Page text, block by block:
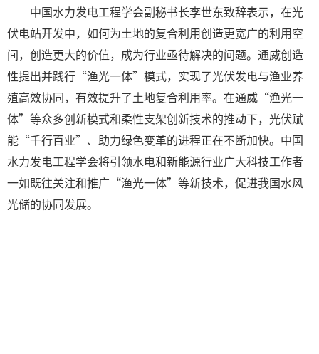
中国水力发电工程学会副秘书长李世东致辞表示，在光
伏电站开发中，如何为土地的复合利用创造更宽广的利用空
间，创造更大的价值，成为行业亟待解决的问题。通威创造
性提出并践行“渔光一体”模式，实现了光伏发电与渔业养
殖高效协同，有效提升了土地复合利用率。在通威“渔光一
体”等众多创新模式和柔性支架创新技术的推动下，光伏赋
能“千行百业”、助力绿色变革的进程正在不断加快。中国
水力发电工程学会将引领水电和新能源行业广大科技工作者
一如既往关注和推广“渔光一体”等新技术，促进我国水风
光储的协同发展。